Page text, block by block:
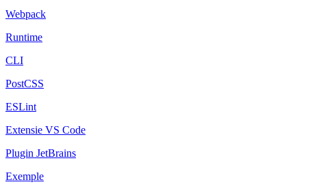
Webpack
Runtime
CLI
PostCSS
ESLint
Extensie VS Code
Plugin JetBrains
Exemple